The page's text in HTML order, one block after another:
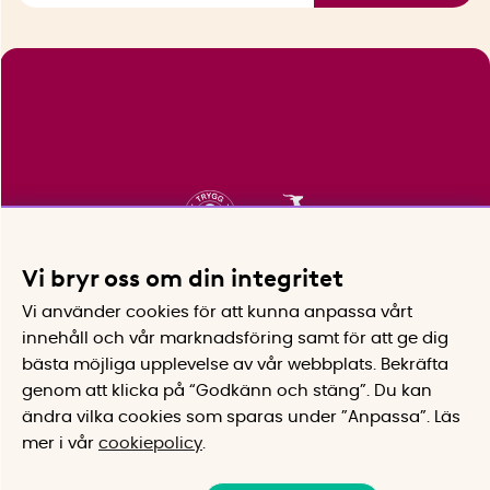
Vi bryr oss om din integritet
Vi använder cookies för att kunna anpassa vårt
innehåll och vår marknadsföring samt för att ge dig
bästa möjliga upplevelse av vår webbplats.
Bekräfta
genom att klicka på “Godkänn och stäng”. Du kan
ändra vilka cookies som sparas under ”Anpassa”.
Läs
mer i vår cookiepolicy